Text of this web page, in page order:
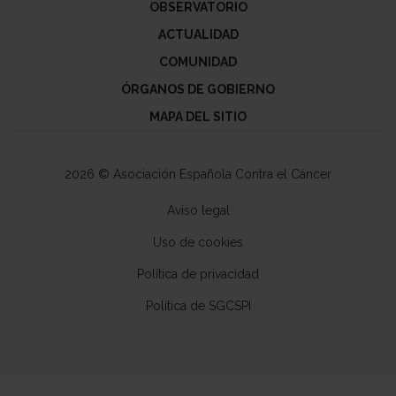
OBSERVATORIO
ACTUALIDAD
COMUNIDAD
ÓRGANOS DE GOBIERNO
MAPA DEL SITIO
2026 © Asociación Española Contra el Cáncer
Aviso legal
Uso de cookies
Política de privacidad
Política de SGCSPI